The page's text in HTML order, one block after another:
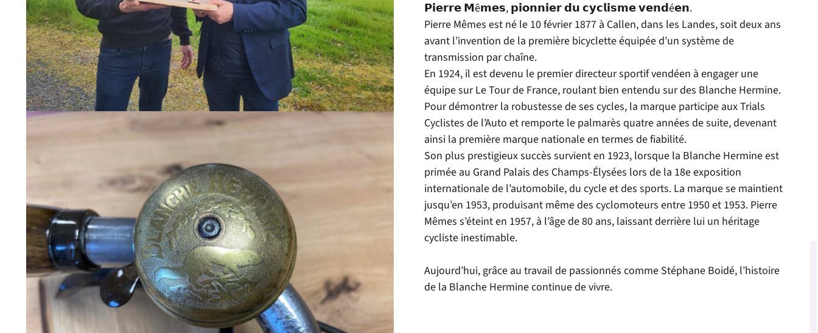
𝗣𝗶𝗲𝗿𝗿𝗲 𝗠ê𝗺𝗲𝘀, 𝗽𝗶𝗼𝗻𝗻𝗶𝗲𝗿 𝗱𝘂 𝗰𝘆𝗰𝗹𝗶𝘀𝗺𝗲 𝘃𝗲𝗻𝗱é𝗲𝗻.
Pierre Mêmes est né le 10 février 1877 à Callen, dans les Landes, soit deux ans
avant l’invention de la première bicyclette équipée d’un système de
transmission par chaîne.
En 1924, il est devenu le premier directeur sportif vendéen à engager une
équipe surLe Tour de France, roulant bien entendu sur des Blanche Hermine.
Pour démontrer la robustesse de ses cycles, la marque participe aux Trials
Cyclistes de l’Auto et remporte le palmarès quatre années de suite, devenant
ainsi la première marque nationale en termes de fiabilité.
Son plus prestigieux succès survient en 1923, lorsque la Blanche Hermine est
primée au Grand Palais des Champs-Élysées lors de la 18e exposition
internationale de l’automobile, du cycle et des sports. La marque se maintient
jusqu’en 1953, produisant même des cyclomoteurs entre 1950 et 1953. Pierre
Mêmes s’éteint en 1957, à l’âge de 80 ans, laissant derrière lui un héritage
cycliste inestimable.
Aujourd’hui, grâce au travail de passionnés comme Stéphane Boidé, l’histoire
de la Blanche Hermine continue de vivre.